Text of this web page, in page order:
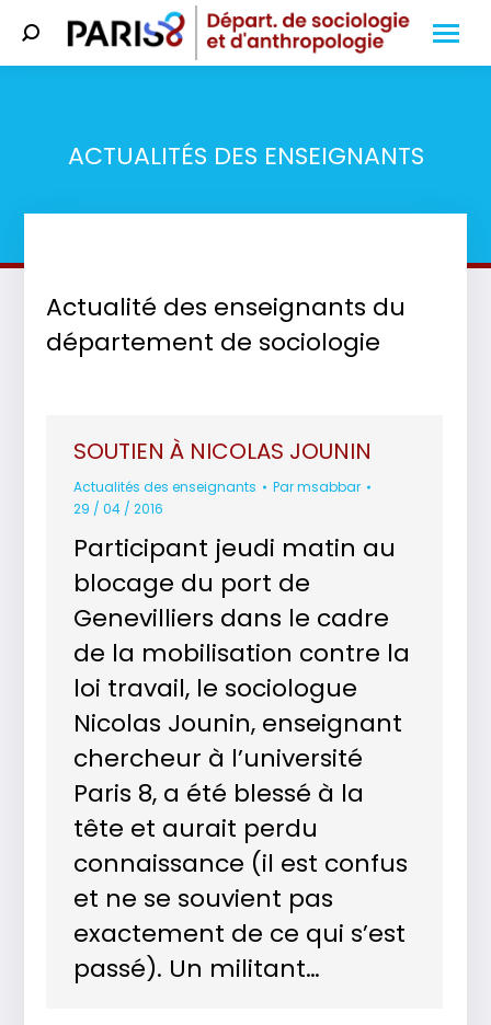
Search:
ACTUALITÉS DES ENSEIGNANTS
Actualité des enseignants du
département de sociologie
SOUTIEN À NICOLAS JOUNIN
Actualités des enseignants Parmsabbar
29 / 04 / 2016
Participant jeudi matin au
blocage du port de
Genevilliers dans le cadre
de la mobilisation contre la
loi travail, le sociologue
Nicolas Jounin, enseignant
chercheur à l’université
Paris 8, a été blessé à la
tête et aurait perdu
connaissance (il est confus
et ne se souvient pas
exactement de ce qui s’est
passé). Un militant…